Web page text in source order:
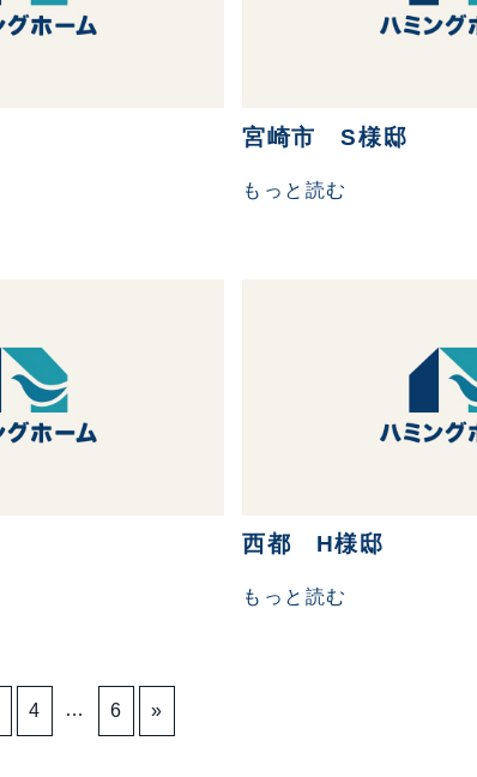
宮崎市 S様邸
もっと読む
西都 H様邸
もっと読む
4 … 6 »